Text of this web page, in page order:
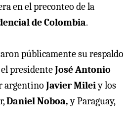
en el preconteo de la
de Colombia.
públicamente su respaldo
presidenteJosé Antonio
argentino Javier Mileiy los
Daniel Noboa,y Paraguay,